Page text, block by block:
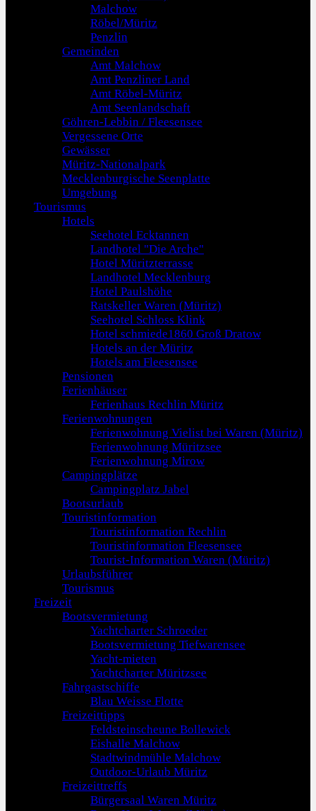
Malchow
Röbel/Müritz
Penzlin
Gemeinden
Amt Malchow
Amt Penzliner Land
Amt Röbel-Müritz
Amt Seenlandschaft
Göhren-Lebbin / Fleesensee
Vergessene Orte
Gewässer
Müritz-Nationalpark
Mecklenburgische Seenplatte
Umgebung
Tourismus
Hotels
Seehotel Ecktannen
Landhotel "Die Arche"
Hotel Müritzterrasse
Landhotel Mecklenburg
Hotel Paulshöhe
Ratskeller Waren (Müritz)
Seehotel Schloss Klink
Hotel schmiede1860 Groß Dratow
Hotels an der Müritz
Hotels am Fleesensee
Pensionen
Ferienhäuser
Ferienhaus Rechlin Müritz
Ferienwohnungen
Ferienwohnung Vielist bei Waren (Müritz)
Ferienwohnung Müritzsee
Ferienwohnung Mirow
Campingplätze
Campingplatz Jabel
Bootsurlaub
Touristinformation
Touristinformation Rechlin
Touristinformation Fleesensee
Tourist-Information Waren (Müritz)
Urlaubsführer
Tourismus
Freizeit
Bootsvermietung
Yachtcharter Schroeder
Bootsvermietung Tiefwarensee
Yacht-mieten
Yachtcharter Müritzsee
Fahrgastschiffe
Blau Weisse Flotte
Freizeittipps
Feldsteinscheune Bollewick
Eishalle Malchow
Stadtwindmühle Malchow
Outdoor-Urlaub Müritz
Freizeittreffs
Bürgersaal Waren Müritz